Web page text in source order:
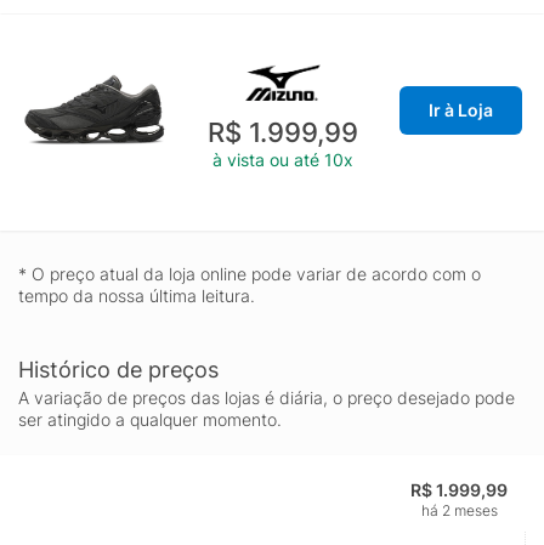
R$ 1.999,99
à vista ou até 10x
Ir à Loja
* O preço atual da loja online pode variar de acordo com o
tempo da nossa última leitura.
Histórico de preços
A variação de preços das lojas é diária, o preço desejado pode
ser atingido a qualquer momento.
R$ 1.999,99
há 2 meses